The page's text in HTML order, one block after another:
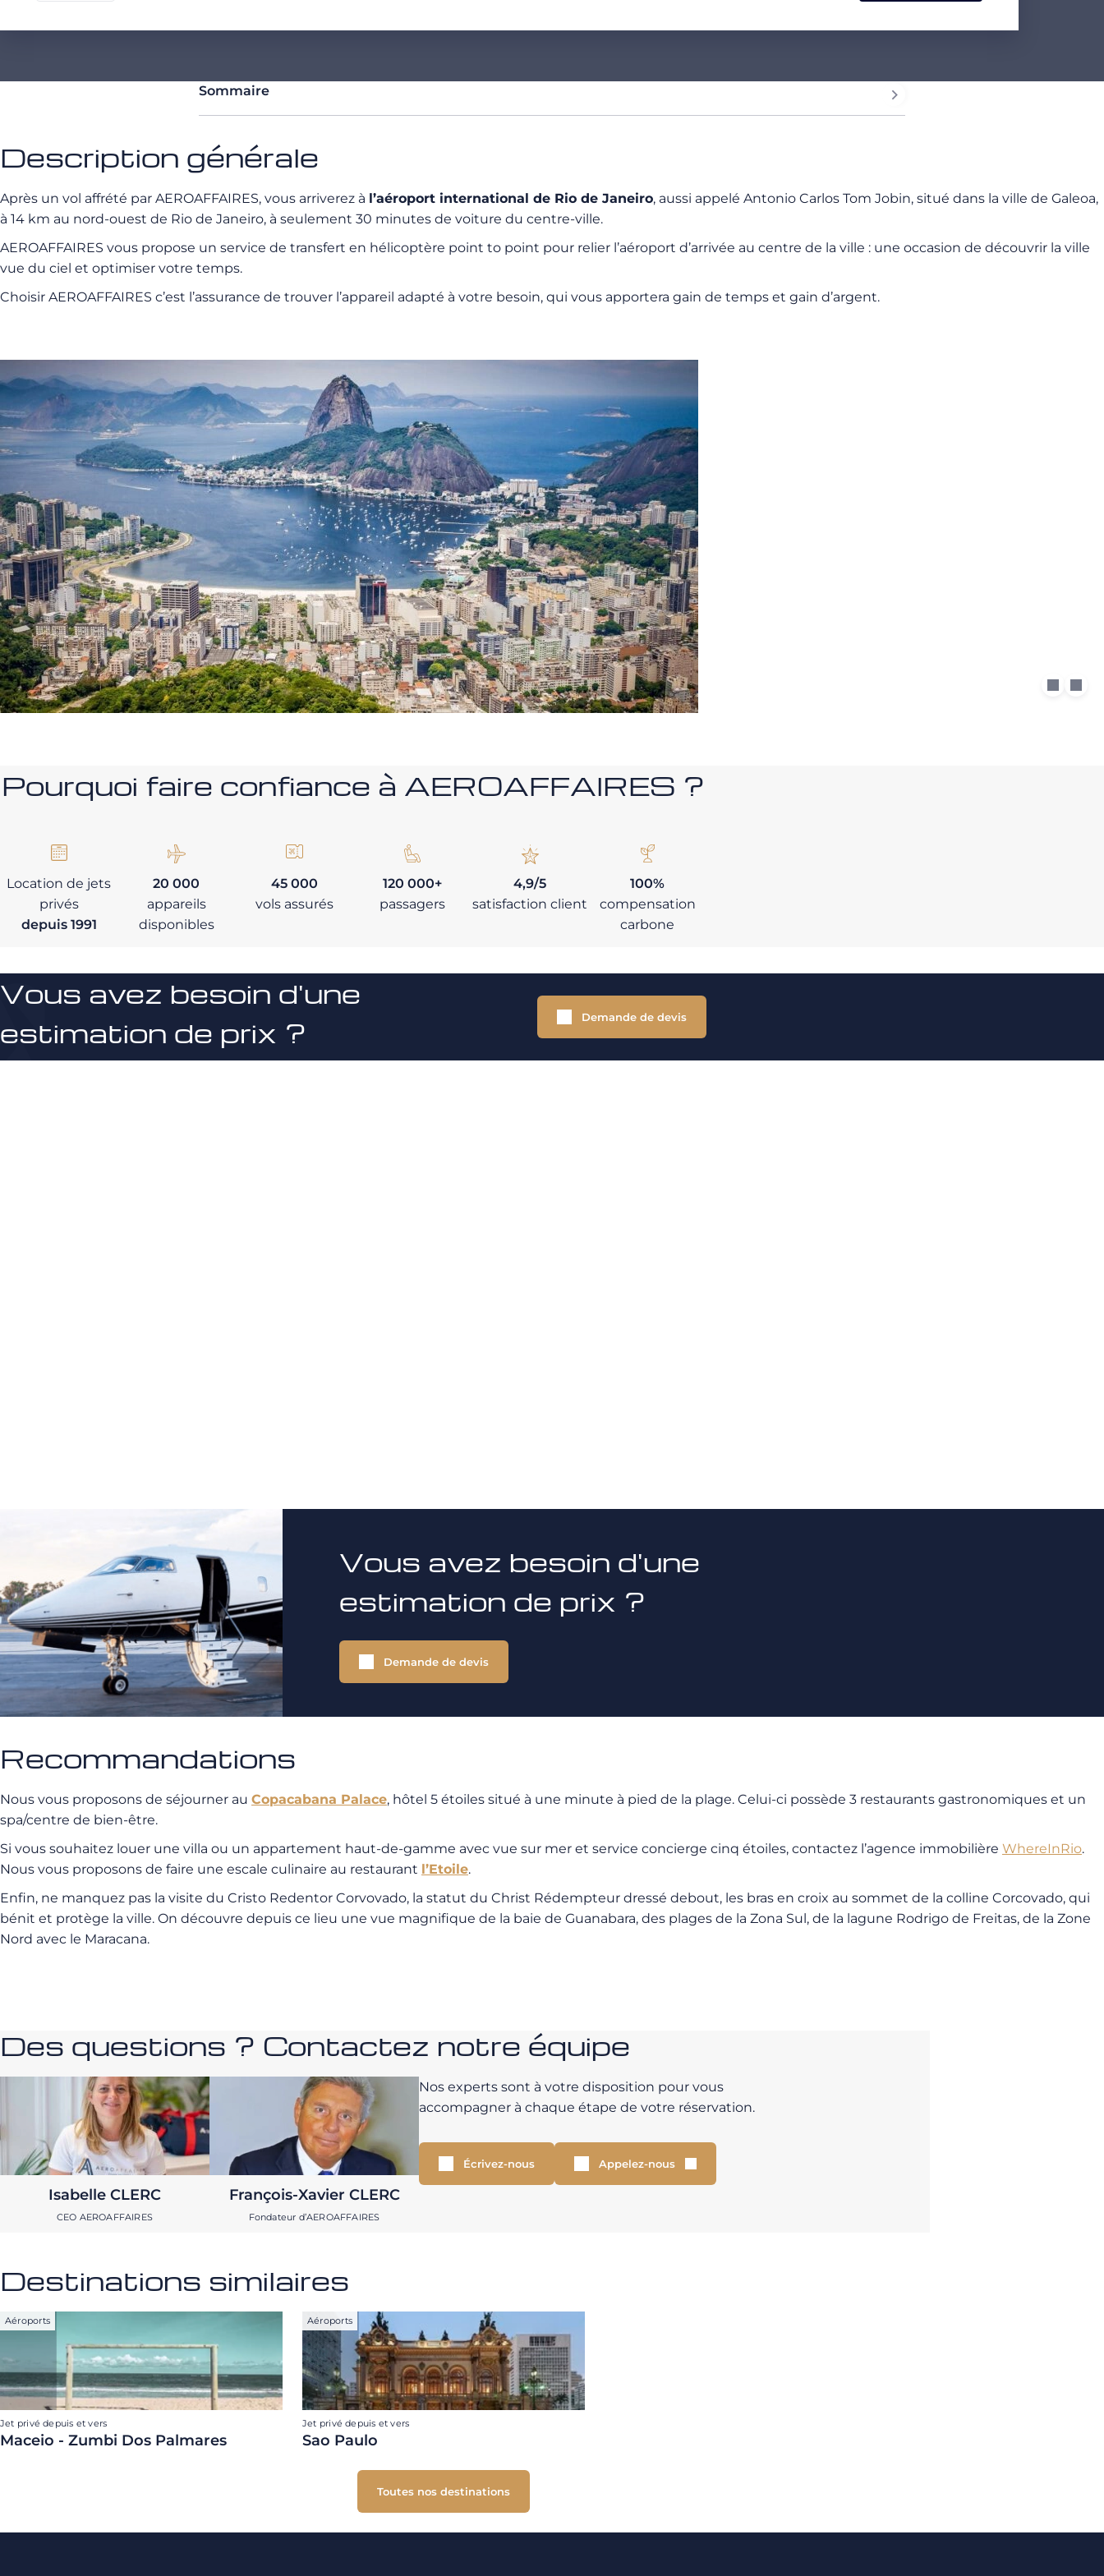
Sommaire
Description générale
Après un vol affrété par AEROAFFAIRES, vous arriverez à l’aéroport international de Rio de Janeiro, aussi appelé Antonio Carlos Tom Jobin, situé dans la ville de Galeoa,
à 14 km au nord-ouest de Rio de Janeiro, à seulement 30 minutes de voiture du centre-ville.
AEROAFFAIRES vous propose un service de transfert en hélicoptère point to point pour relier l’aéroport d’arrivée au centre de la ville : une occasion de découvrir la ville
vue du ciel et optimiser votre temps.
Choisir AEROAFFAIRES c’est l’assurance de trouver l’appareil adapté à votre besoin, qui vous apportera gain de temps et gain d’argent.
Pourquoi faire confiance à AEROAFFAIRES ?
Location de jets
privés
depuis 1991
20 000
appareils
disponibles
45 000
vols assurés
120 000+
passagers
4,9/5
satisfaction client
100%
compensation
carbone
Vous avez besoin d'une
estimation de prix ?
Demande de devis
Vous avez besoin d'une
estimation de prix ?
Demande de devis
Recommandations
Nous vous proposons de séjourner au Copacabana Palace, hôtel 5 étoiles situé à une minute à pied de la plage. Celui-ci possède 3 restaurants gastronomiques et un
spa/centre de bien-être.
Si vous souhaitez louer une villa ou un appartement haut-de-gamme avec vue sur mer et service concierge cinq étoiles, contactez l’agence immobilière WhereInRio.
Nous vous proposons de faire une escale culinaire au restaurant l’Etoile.
Enfin, ne manquez pas la visite du Cristo Redentor Corvovado, la statut du Christ Rédempteur dressé debout, les bras en croix au sommet de la colline Corcovado, qui
bénit et protège la ville. On découvre depuis ce lieu une vue magnifique de la baie de Guanabara, des plages de la Zona Sul, de la lagune Rodrigo de Freitas, de la Zone
Nord avec le Maracana.
Des questions ? Contactez notre équipe
Isabelle CLERC
CEO AEROAFFAIRES
François-Xavier CLERC
Fondateur d’AEROAFFAIRES
Nos experts sont à votre disposition pour vous
accompagner à chaque étape de votre réservation.
Écrivez-nous Appelez-nous
Destinations similaires
Aéroports
Jet privé depuis et vers
Maceio - Zumbi Dos Palmares
Aéroports
Jet privé depuis et vers
Sao Paulo
Toutes nos destinations